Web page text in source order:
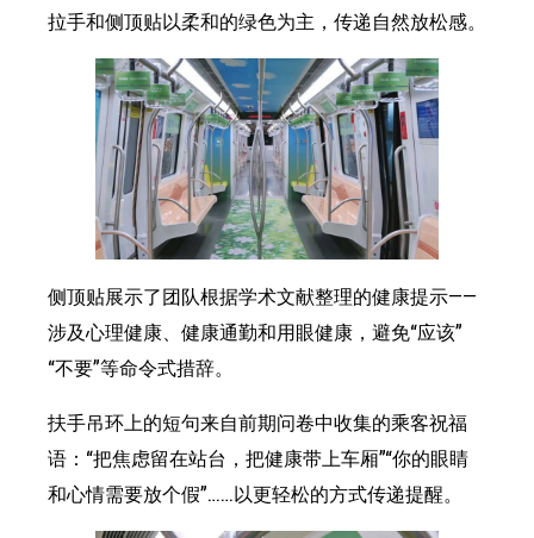
拉手和侧顶贴以柔和的绿色为主，传递自然放松感。
侧顶贴展示了团队根据学术文献整理的健康提示——
涉及心理健康、健康通勤和用眼健康，避免“应该”
“不要”等命令式措辞。
扶手吊环上的短句来自前期问卷中收集的乘客祝福
语：“把焦虑留在站台，把健康带上车厢”“你的眼睛
和心情需要放个假”……以更轻松的方式传递提醒。